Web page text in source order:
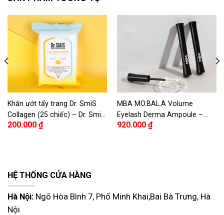
Khăn ướt tẩy trang Dr. SmiS
Collagen (25 chiếc) – Dr. SmiS
Collagen Moisture Cleansing
200.000 ₫
MBA MO.BAL.A Volume
Eyelash Derma Ampoule –
Tinh chất dưỡng mi MBA
920.000 ₫
HỆ THỐNG CỬA HÀNG
Hà Nội: Ngõ Hòa Bình 7, Phố Minh Khai,Bai Bà Trưng, Hà
Nội